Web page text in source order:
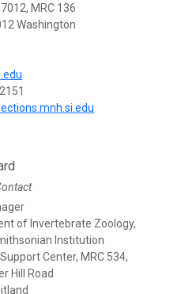
MRC 136
Washington
of Invertebrate Zoology,
Institution
Center, MRC 534,
Hill Road